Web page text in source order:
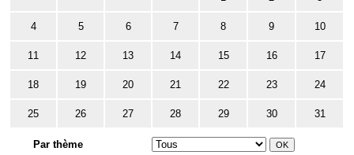
4 5 6 7 8 9 10
11 12 13 14 15 16 17
18 19 20 21 22 23 24
25 26 27 28 29 30 31
Par thème